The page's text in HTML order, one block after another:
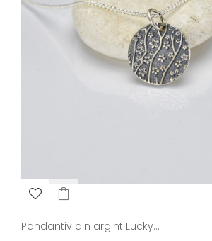
Pandantiv din argint Lucky...